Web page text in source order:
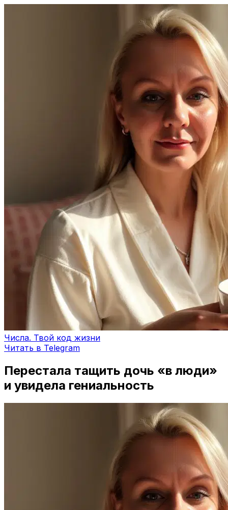
Числа. Твой код жизни
Читать в Telegram
Перестала тащить дочь «в люди»
и увидела гениальность